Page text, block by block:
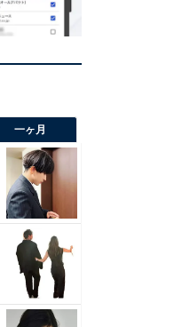
一ヶ月